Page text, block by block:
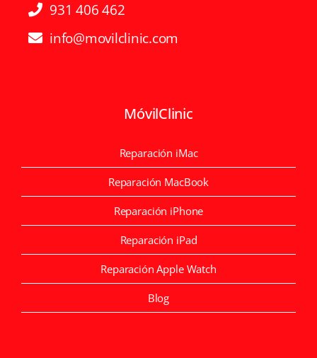
931 406 462
info@movilclinic.com
MóvilClinic
Reparación iMac
Reparación MacBook
Reparación iPhone
Reparación iPad
Reparación Apple Watch
Blog